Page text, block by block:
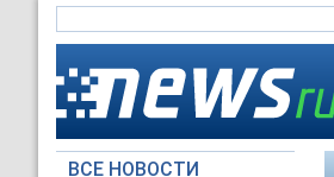
ВСЕ НОВОСТИ